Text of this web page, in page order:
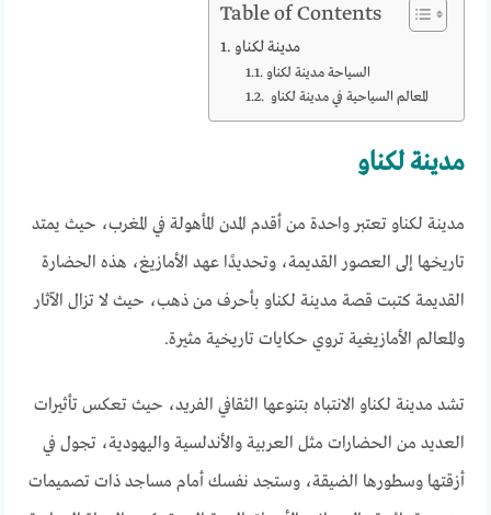
Table of Contents
مدينة لكناو
السياحة مدينة لكناو
المعالم السياحية في مدينة لكناو
مدينة لكناو
مدينة لكناو تعتبر واحدة من أقدم المدن المأهولة في المغرب، حيث يمتد
تاريخها إلى العصور القديمة، وتحديدًا عهد الأمازيغ، هذه الحضارة
القديمة كتبت قصة مدينة لكناو بأحرف من ذهب، حيث لا تزال الآثار
والمعالم الأمازيغية تروي حكايات تاريخية مثيرة.
تشد مدينة لكناو الانتباه بتنوعها الثقافي الفريد، حيث تعكس تأثيرات
العديد من الحضارات مثل العربية والأندلسية واليهودية، تجول في
أزقتها وسطورها الضيقة، وستجد نفسك أمام مساجد ذات تصميمات